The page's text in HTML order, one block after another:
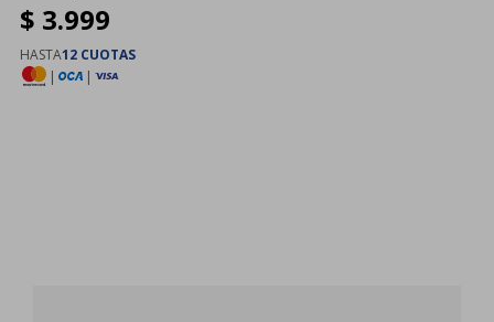
$ 3.999
HASTA12 CUOTAS
|
|